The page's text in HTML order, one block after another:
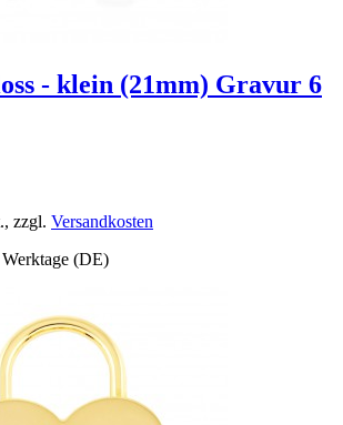
- klein (21mm) Gravur 6
, zzgl. Versandkosten
(DE)